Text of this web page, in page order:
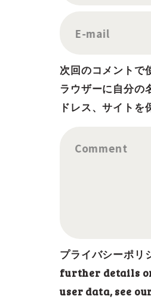
E-mail
次回のコメントで
ラウザーに自分の
ドレス、サイトを
Comment
プライバシーポリ
further details
user data, see